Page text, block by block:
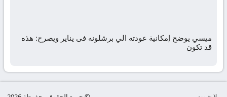
ميسي يوضح إمكانية عودته الي برشلونه فى يناير ويصرح: هذه
قد تكون